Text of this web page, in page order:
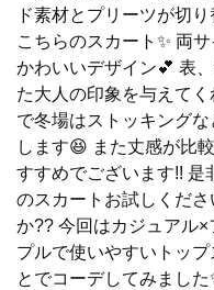
ド素材とプリーツが切
こちらのスカート✨️ 両
かわいいデザイン💕 表
た大人の印象を与えて
で冬場はストッキング
します😆 また丈感が比
すすめでございます!! 是
のスカートお試しくだ
か?? 今回はカジュアル
プルで使いやすいトッ
とでコーデしてみまし